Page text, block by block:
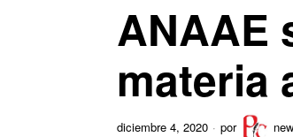
ANAAE
materia
diciembre 4, 2020 por